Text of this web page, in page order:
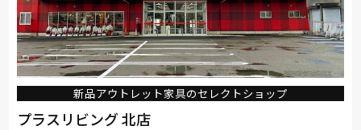
新品アウトレット家具のセレクトショップ
プラスリビング 北店